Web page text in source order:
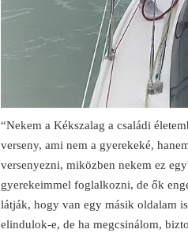
“Nekem a Kékszalag a családi
verseny, ami nem a gyerekeké,
versenyezni, miközben nekem ez
gyerekeimmel foglalkozni, de ők
látják, hogy van egy másik oldalam
elindulok-e, de ha megcsinálom,